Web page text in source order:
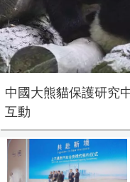
中國大熊貓保護研究
互動